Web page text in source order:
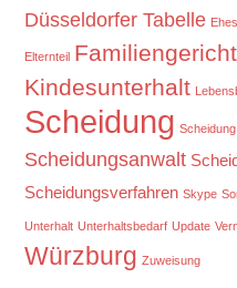
Düsseldorfer Tabelle
Elternteil Familiengericht
Kindesunterhalt
Scheidung
Scheidungsanwalt
Scheidungsverfahren Skype
Unterhalt Unterhaltsbedarf Update
Würzburg Zuweisung